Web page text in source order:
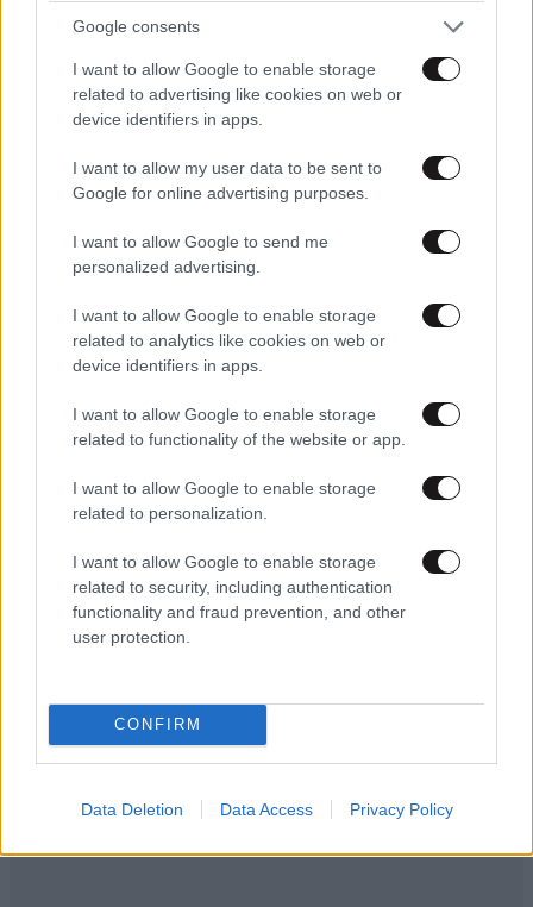
Google consents
I want to allow Google to enable storage
related to advertising like cookies on web or
device identifiers in apps.
I want to allow my user data to be sent to
Google for online advertising purposes.
I want to allow Google to send me
personalized advertising.
I want to allow Google to enable storage
related to analytics like cookies on web or
device identifiers in apps.
I want to allow Google to enable storage
related to functionality of the website or app.
I want to allow Google to enable storage
related to personalization.
I want to allow Google to enable storage
related to security, including authentication
functionality and fraud prevention, and other
user protection.
CONFIRM
Data Deletion Data Access Privacy Policy
Μαρία Κορινθίου: «Είμαι πιο ευτυχισμένη από